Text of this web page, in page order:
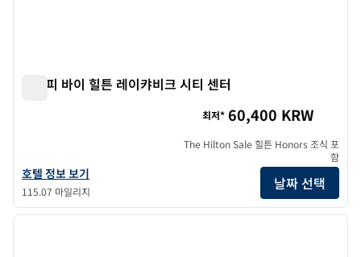
캐노피 바이 힐튼 레이캬비크 시티 센터
캐노피 바이 힐튼 레이캬비크 시티 센터의 호텔 정보 보기
호텔 정보 보기
115.07 마일리지
최저* 60,400 KRW
The Hilton Sale 힐튼 Honors 조식 포
함
날짜 선택
1/11
1/11
다음